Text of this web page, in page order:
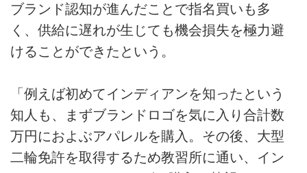
ブランド認知が進んだことで指名買いも多
く、供給に遅れが生じても機会損失を極力避
けることができたという。
「例えば初めてインディアンを知ったという
知人も、まずブランドロゴを気に入り合計数
万円におよぶアパレルを購入。その後、大型
二輪免許を取得するため教習所に通い、イン